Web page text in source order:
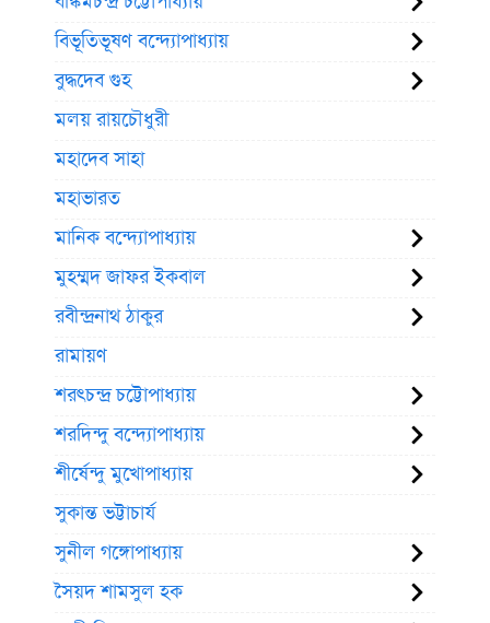
বিভূতিভূষণ বন্দ্যোপাধ্যায়
বুদ্ধদেব গুহ
মলয় রায়চৌধুরী
মহাদেব সাহা
মহাভারত
মানিক বন্দ্যোপাধ্যায়
মুহম্মদ জাফর ইকবাল
রবীন্দ্রনাথ ঠাকুর
রামায়ণ
শরৎচন্দ্র চট্টোপাধ্যায়
শরদিন্দু বন্দ্যোপাধ্যায়
শীর্ষেন্দু মুখোপাধ্যায়
সুকান্ত ভট্টাচার্য
সুনীল গঙ্গোপাধ্যায়
সৈয়দ শামসুল হক